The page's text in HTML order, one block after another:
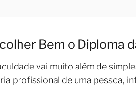
Bem o Diploma
vai muito além de
profissional de uma pessoa,